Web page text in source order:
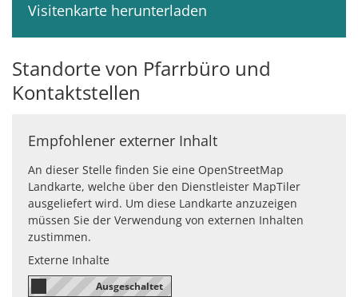
Visitenkarte herunterladen
Standorte von Pfarrbüro und
Kontaktstellen
Empfohlener externer Inhalt
An dieser Stelle finden Sie eine OpenStreetMap
Landkarte, welche über den Dienstleister MapTiler
ausgeliefert wird. Um diese Landkarte anzuzeigen
müssen Sie der Verwendung von externen Inhalten
zustimmen.
Externe Inhalte